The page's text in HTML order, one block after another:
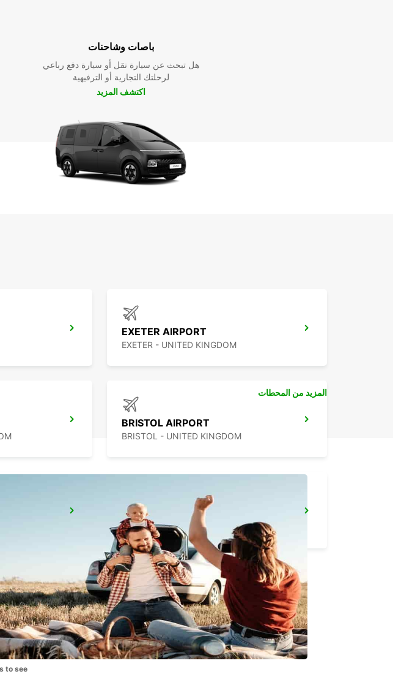
باصات وشاحنات
هل تبحث عن سيارة نقل أو سيارة دفع رباعي
لرحلتك التجارية أو الترفيهية
اكتشف المزيد
EXETER AIRPORT
EXETER - UNITED KINGDOM
BRISTOL AIRPORT
BRISTOL - UNITED KINGDOM
BRISTOL SOUTH
BRISTOL - UNITED KINGDOM
المزيد من المحطات
to see